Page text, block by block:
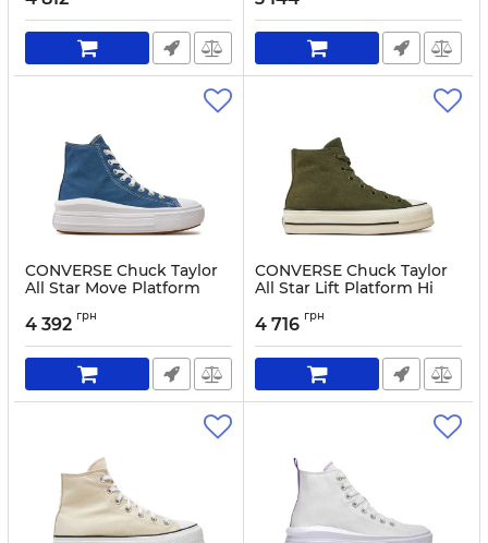
CONVERSE Chuck Taylor
All Star Move Platform
Артикул:
4 392 грн
CONVERSE Chuck Taylor
All Star Lift Platform Hi
Артикул:
4 716 грн